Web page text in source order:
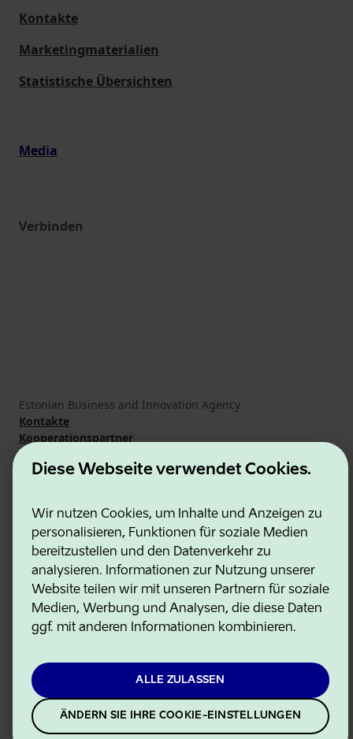
Diese Webseite verwendet Cookies.
Wir nutzen Cookies, um Inhalte und Anzeigen zu
personalisieren, Funktionen für soziale Medien
bereitzustellen und den Datenverkehr zu
analysieren. Informationen zur Nutzung unserer
Website teilen wir mit unseren Partnern für soziale
Medien, Werbung und Analysen, die diese Daten
ggf. mit anderen Informationen kombinieren.
ALLE ZULASSEN
ÄNDERN SIE IHRE COOKIE-EINSTELLUNGEN
Kontakte
Marketingmaterialien
Statistische Übersichten
Media
Verbinden
Estonian Business and Innovation Agency
Kontakte
Kooperationspartner
Nutzungsbedingungen
Cookie- und Datenschutzrichtlinie